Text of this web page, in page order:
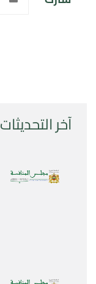
آخر التحديثات